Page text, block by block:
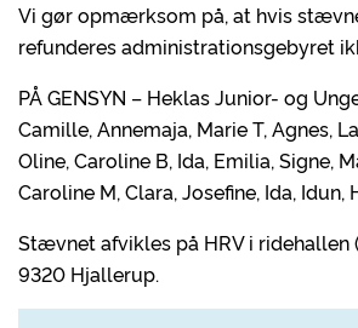
Vi gør opmærksom på, at hvis
refunderes administrationsgebyret
PÅ GENSYN – Heklas Junior- og
Camille, Annemaja, Marie T, Agnes,
Oline, Caroline B, Ida, Emilia, Signe,
Caroline M, Clara, Josefine, Ida, Idun,
Stævnet afvikles på HRV i ridehallen
9320 Hjallerup.